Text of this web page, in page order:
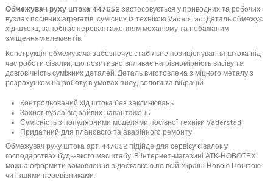
Обмежувач руху штока 447652 застосовується у приводних та робочих
вузлах посівних агрегатів, сумісних із технікою Vaderstad. Деталь обмежує
хід штока, запобігає перевантаженням механізму та небажаним
зміщенням елементів.
Конструкція обмежувача забезпечує стабільне позиціонування штока під
час роботи сівалки, що позитивно впливає на рівномірність висіву та
довговічність суміжних деталей. Деталь виготовлена з міцного металу з
розрахунком на роботу в умовах пилу, вологи та вібрацій.
Контрольований хід штока без заклинювань
Захист вузла від зайвих навантажень
Сумісність з популярними моделями посівної техніки Vaderstad
Придатний для планового та аварійного ремонту
Обмежувач руху штока арт. 447652 підійде для сервісу сівалок у
господарствах будь-якого масштабу. В інтернет-магазині АТК-НОВОТЕХ
можна оформити замовлення з доставкою по всій Україні Новою Поштою
чи іншими перевізниками.